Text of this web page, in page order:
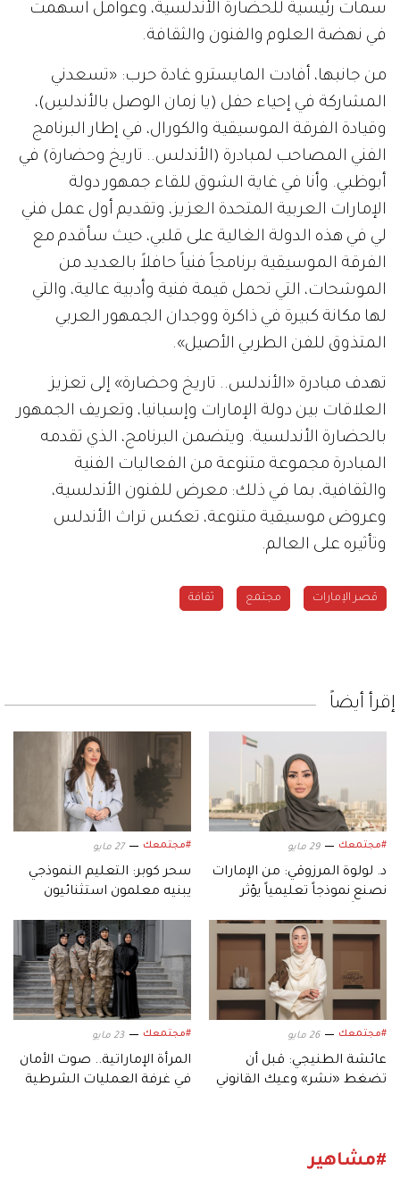
سمات رئيسية للحضارة الأندلسية، وعوامل أسهمت
في نهضة العلوم والفنون والثقافة.
من جانبها، أفادت المايسترو غادة حرب: «تسعدني
المشاركة في إحياء حفل (يا زمان الوصل بالأندلسِ)،
وقيادة الفرقة الموسيقية والكورال، في إطار البرنامج
الفني المصاحب لمبادرة (الأندلس.. تاريخ وحضارة) في
أبوظبي. وأنا في غاية الشوق للقاء جمهور دولة
الإمارات العربية المتحدة العزيز، وتقديم أول عمل فني
لي في هذه الدولة الغالية على قلبي، حيث سأقدم مع
الفرقة الموسيقية برنامجاً فنياً حافلاً بالعديد من
الموشحات، التي تحمل قيمة فنية وأدبية عالية، والتي
لها مكانة كبيرة في ذاكرة ووجدان الجمهور العربي
المتذوق للفن الطربي الأصيل».
تهدف مبادرة «الأندلس.. تاريخ وحضارة» إلى تعزيز
العلاقات بين دولة الإمارات وإسبانيا، وتعريف الجمهور
بالحضارة الأندلسية. ويتضمن البرنامج، الذي تقدمه
المبادرة مجموعة متنوعة من الفعاليات الفنية
والثقافية، بما في ذلك: معرض للفنون الأندلسية،
وعروض موسيقية متنوعة، تعكس تراث الأندلس
وتأثيره على العالم.
قصر الإمارات مجتمع ثقافة
إقرأ أيضاً
#مجتمعك 29 مايو
د. لولوة المرزوقي: من الإمارات
نصنع نموذجاً تعليمياً يؤثر
#مجتمعك 27 مايو
سحر كوبر: التعليم النموذجي
يبنيه معلمون استثنائيون
#مجتمعك 26 مايو
عائشة الطنيجي: قبل أن
تضغط «نشر» وعيك القانوني
#مجتمعك 23 مايو
المرأة الإماراتية.. صوت الأمان
في غرفة العمليات الشرطية
#مشاهير